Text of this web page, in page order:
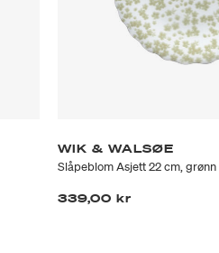
WIK & WALSØE
Slåpeblom Asjett 22 cm, grønn
339,00 kr